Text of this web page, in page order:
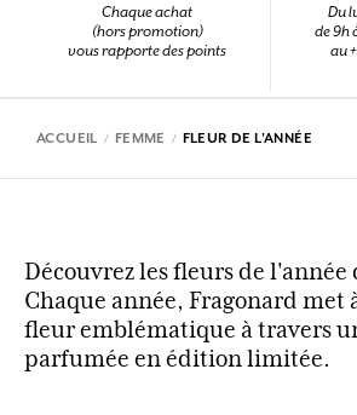
Chaque achat
(hors promotion)
vous rapporte des points
Du
de 9h
au
ACCUEIL FEMME FLEUR DE L'ANNÉE
Découvrez les fleurs de l'année
Chaque année, Fragonard met
fleur emblématique à travers
parfumée en édition limitée.